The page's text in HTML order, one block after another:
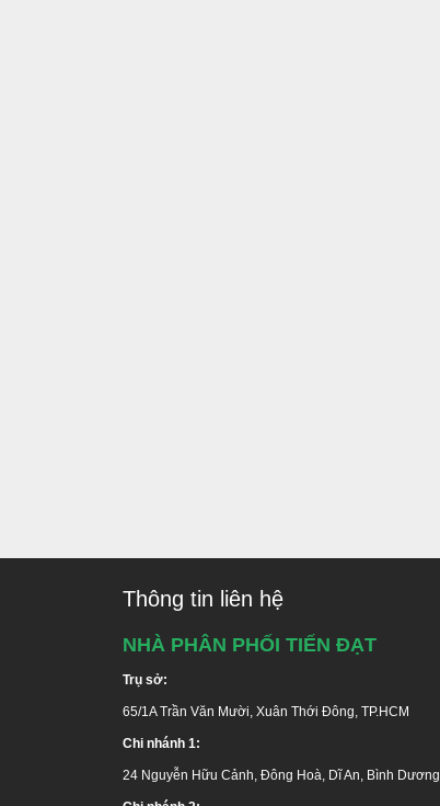
Thông tin liên hệ
NHÀ PHÂN PHỐI TIẾN ĐẠT
Trụ sở:
65/1A Trần Văn Mười, Xuân Thới Đông, TP.HCM
Chi nhánh 1:
24 Nguyễn Hữu Cảnh, Đông Hoà, Dĩ An, Bình Dương